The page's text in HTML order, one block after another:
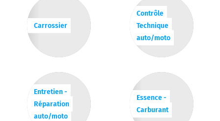
Carrossier
Contrôle
Technique
auto/moto
Entretien -
Réparation
auto/moto
Essence -
Carburant